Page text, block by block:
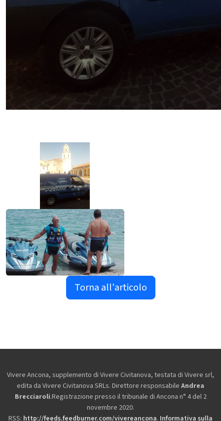
Torna all'articolo
Vivere Ancona, supplemento di Vivere Civitanova, testata di Vivere srl,
edita da Vivere Civitanova SRLs. Direttore responsabile Andrea
Brecciaroli.Registrazione presso il tribunale di Ancona n° 4 del 2
novembre 2020.
RSS: http://feeds.feedburner.com/vivereancona. Informativa sulla